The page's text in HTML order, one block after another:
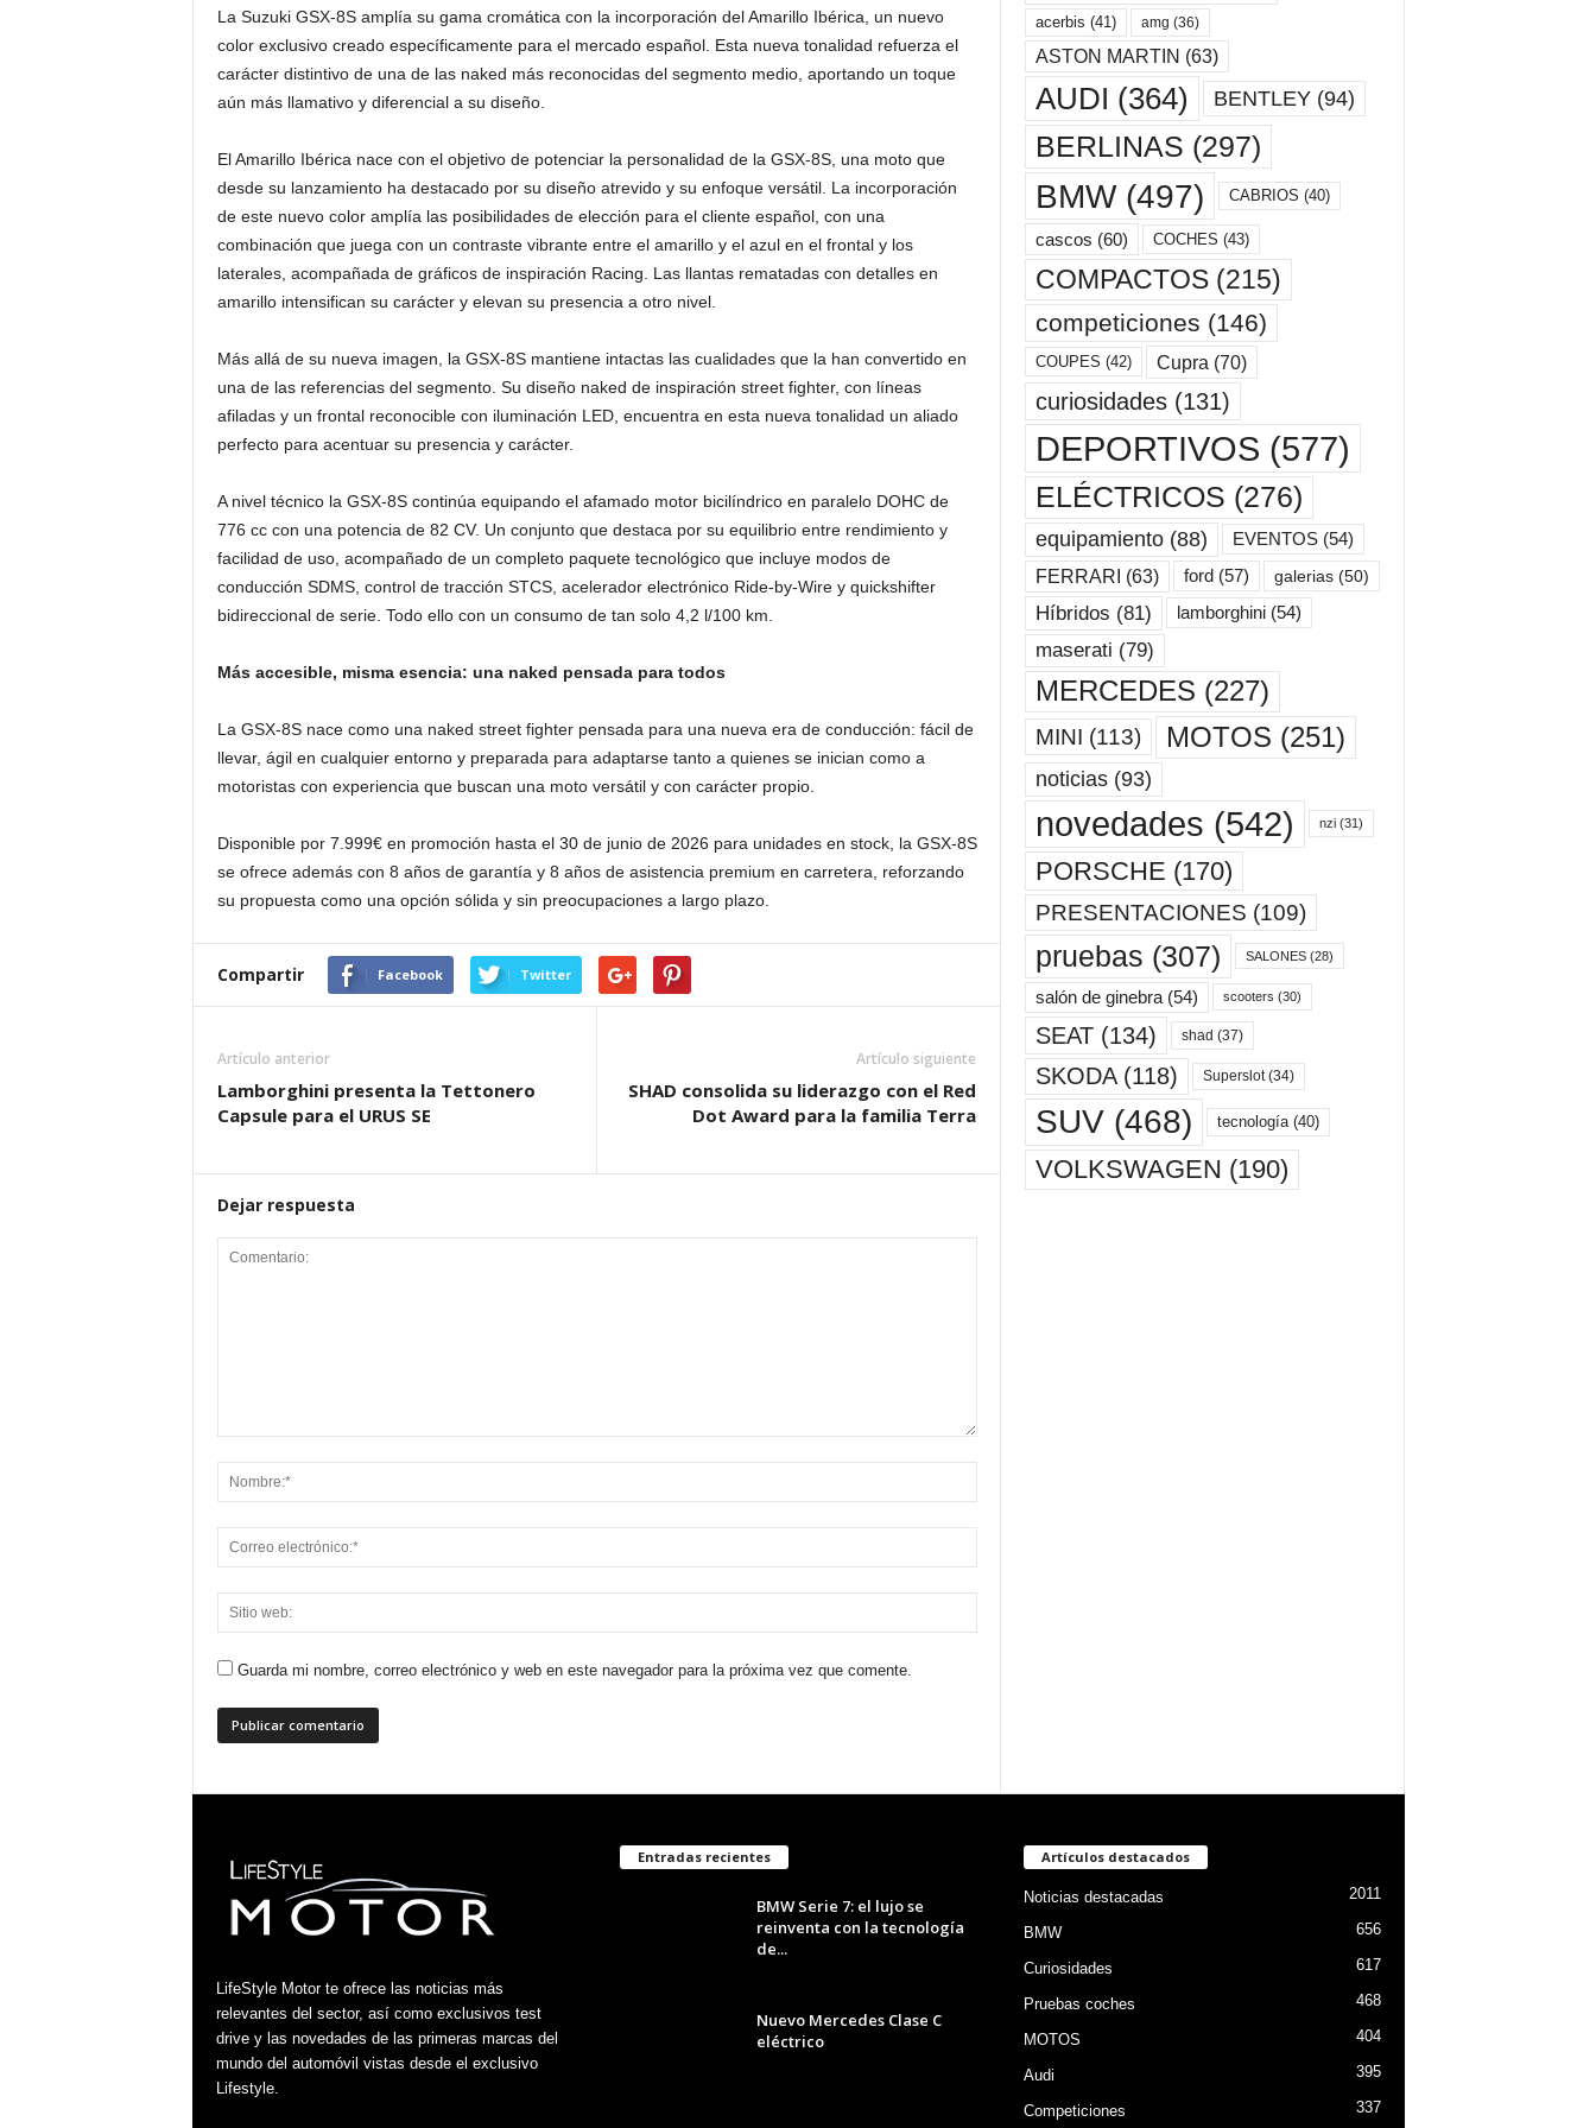
La Suzuki GSX-8S amplía su gama cromática con la incorporación del Amarillo Ibérica, un nuevo
color exclusivo creado específicamente para el mercado español. Esta nueva tonalidad refuerza el
carácter distintivo de una de las naked más reconocidas del segmento medio, aportando un toque
aún más llamativo y diferencial a su diseño.
El Amarillo Ibérica nace con el objetivo de potenciar la personalidad de la GSX-8S, una moto que
desde su lanzamiento ha destacado por su diseño atrevido y su enfoque versátil. La incorporación
de este nuevo color amplía las posibilidades de elección para el cliente español, con una
combinación que juega con un contraste vibrante entre el amarillo y el azul en el frontal y los
laterales, acompañada de gráficos de inspiración Racing. Las llantas rematadas con detalles en
amarillo intensifican su carácter y elevan su presencia a otro nivel.
Más allá de su nueva imagen, la GSX-8S mantiene intactas las cualidades que la han convertido en
una de las referencias del segmento. Su diseño naked de inspiración street fighter, con líneas
afiladas y un frontal reconocible con iluminación LED, encuentra en esta nueva tonalidad un aliado
perfecto para acentuar su presencia y carácter.
A nivel técnico la GSX-8S continúa equipando el afamado motor bicilíndrico en paralelo DOHC de
776 cc con una potencia de 82 CV. Un conjunto que destaca por su equilibrio entre rendimiento y
facilidad de uso, acompañado de un completo paquete tecnológico que incluye modos de
conducción SDMS, control de tracción STCS, acelerador electrónico Ride-by-Wire y quickshifter
bidireccional de serie. Todo ello con un consumo de tan solo 4,2 l/100 km.
Más accesible, misma esencia: una naked pensada para todos
La GSX-8S nace como una naked street fighter pensada para una nueva era de conducción: fácil de
llevar, ágil en cualquier entorno y preparada para adaptarse tanto a quienes se inician como a
motoristas con experiencia que buscan una moto versátil y con carácter propio.
Disponible por 7.999€ en promoción hasta el 30 de junio de 2026 para unidades en stock, la GSX-8S
se ofrece además con 8 años de garantía y 8 años de asistencia premium en carretera, reforzando
su propuesta como una opción sólida y sin preocupaciones a largo plazo.
Compartir Facebook Twitter
Artículo anterior
Lamborghini presenta la Tettonero
Capsule para el URUS SE
Artículo siguiente
SHAD consolida su liderazgo con el Red
Dot Award para la familia Terra
Dejar respuesta
Guarda mi nombre, correo electrónico y web en este navegador para la próxima vez que comente.
acerbis (41) amg (36)
ASTON MARTIN (63)
AUDI (364) BENTLEY(94)
BERLINAS (297)
BMW(497) CABRIOS (40)
cascos (60) COCHES (43)
COMPACTOS(215)
competiciones (146)
COUPES (42) Cupra (70)
curiosidades(131)
DEPORTIVOS (577)
ELÉCTRICOS (276)
equipamiento(88) EVENTOS(54)
FERRARI (63) ford(57) galerias(50)
Híbridos (81) lamborghini(54)
maserati (79)
MERCEDES (227)
MINI (113) MOTOS (251)
noticias(93)
novedades (542) nzi(31)
PORSCHE (170)
PRESENTACIONES (109)
pruebas (307) SALONES(28)
salón de ginebra(54) scooters (30)
SEAT(134) shad (37)
SKODA(118) Superslot(34)
SUV(468) tecnología(40)
VOLKSWAGEN (190)
LifeStyle Motor te ofrece las noticias más
relevantes del sector, así como exclusivos test
drive y las novedades de las primeras marcas del
mundo del automóvil vistas desde el exclusivo
Lifestyle.
Entradas recientes
BMW Serie 7: el lujo se
reinventa con la tecnología
de...
Nuevo Mercedes Clase C
eléctrico
Artículos destacados
Noticias destacadas 2011
BMW 656
Curiosidades 617
Pruebas coches 468
MOTOS 404
Audi 395
Competiciones 337